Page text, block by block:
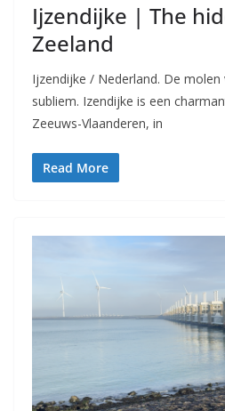
Ijzendijke | The
Zeeland
Ijzendijke / Nederland. De
subliem. Izendijke is een
Zeeuws-Vlaanderen, in
Read More